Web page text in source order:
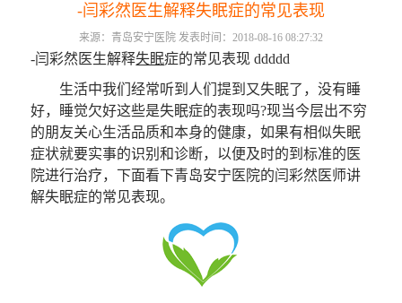
-闫彩然医生解释失眠症的常见表现
来源：青岛安宁医院 发表时间：2018-08-16 08:27:32
-闫彩然医生解释失眠症的常见表现 ddddd
生活中我们经常听到人们提到又失眠了，没有睡
好，睡觉欠好这些是失眠症的表现吗?现当今层出不穷
的朋友关心生活品质和本身的健康，如果有相似失眠
症状就要实事的识别和诊断，以便及时的到标准的医
院进行治疗，下面看下青岛安宁医院的闫彩然医师讲
解失眠症的常见表现。